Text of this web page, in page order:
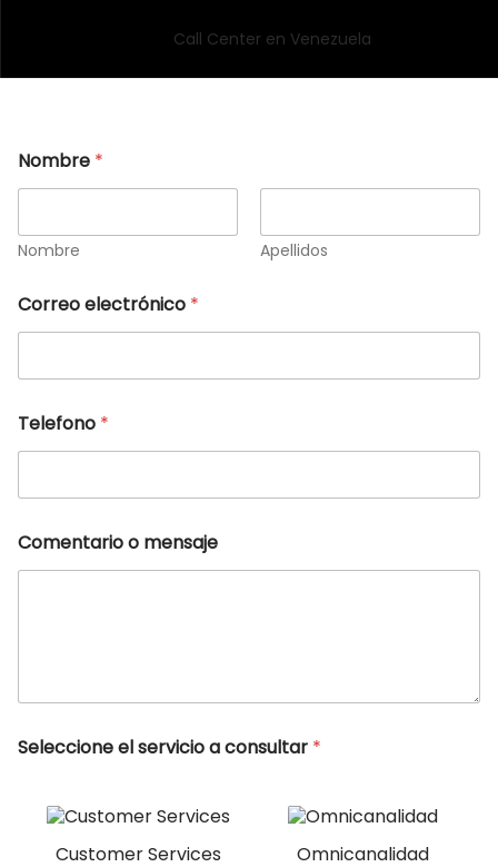
Nombre *
Nombre Apellidos
Correo electrónico *
Telefono *
Comentario o mensaje
Seleccione el servicio a consultar *
Customer Services Omnicanalidad